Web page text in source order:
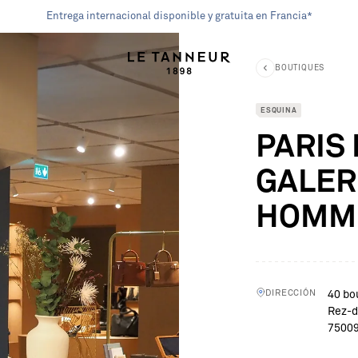
Entrega internacional disponible y gratuita en Francia*
marroquinería
de cuero
TODO
marroquinería
de cuero
TODO
Entregas y devoluciones
Personalización
Tarjeta electrónica
Sus opiniones
regalos de empresa
Ayuda
Le Tanneur
BOUTIQUES
ESQUINA
PARIS
DIRECCIÓN
40
Rez-